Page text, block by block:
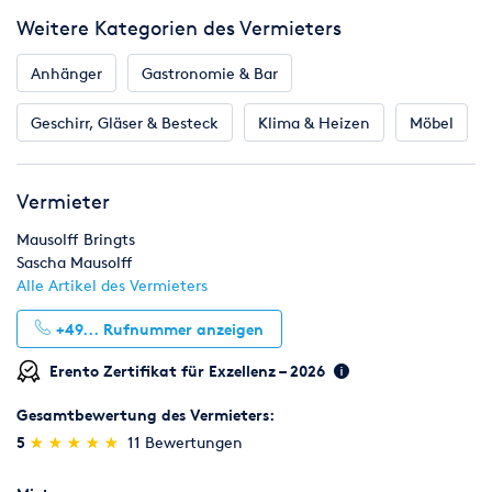
Säule / versenkbar: ja
Gasflasche verstaubar (max.): 11 kg
Transportrollen: ja
Aufbaumaß cm: H 230, Ø 88
Gewicht: 29 kg
Schlauch u. Gasdruckregler 50mbar: ja
Weitere Kategorien des Vermieters
Anhänger Gastronomie & Bar
Geschirr, Gläser & Besteck Klima & Heizen Möbel
Vermieter
Mausolff Bringts
Sascha Mausolff
Alle Artikel des Vermieters
+49... Rufnummer anzeigen
Erento Zertifikat für Exzellenz – 2026
Gesamtbewertung des Vermieters:
5 (*)
★
★
(*) ★
★
(*) ★
★
(*) ★
★
(*) ★
★ 11 Bewertungen